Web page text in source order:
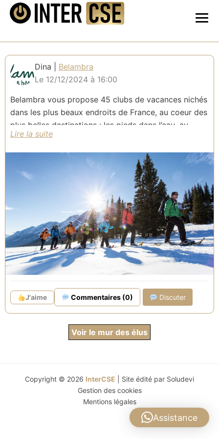
Dina | Belambra
Le 12/12/2024 à 16:00
Belambra vous propose 45 clubs de vacances nichés
dans les plus beaux endroits de France, au coeur des
plus belles destinations : les pieds dans l’eau, au
cœur de la nature ou au pied des pistes !
Des prestations complètes étudiées pour les
groupes (à partir de 20 personnes):
• Des formules au choix : pension complète, demi-
pension ou location.
• Un hébergement avec espace de couchage privatif.
• Une restauration conviviale et savoureuse en
buffet.
• Des options de confort de restauration et
d'animations & activité en journée et en soirée.
• Un large choix d'excursions et d'activités
soigneusement sélectionnées.
• Tous les plaisirs de la Neige, pré-réservez vos
remontées mécaniques*, les cours ESF et votre
commercial dans votre région.
• Des devis sous 48h et un service de réservation
• Des équipes professionnelles et attentionnées dans
J'aime Commentaires (0) Discuter
Voir le mur des élus
Copyright © 2026 InterCSE | Site édité par Soludevi
Gestion des cookies
Mentions légales
Assistance